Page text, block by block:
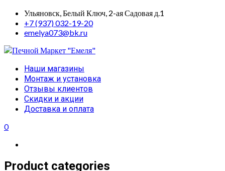
Skip
content
Ульяновск, Белый Ключ, 2-ая Садовая д.1
+7 (937) 032-19-20
emelya073@bk.ru
Primary
Menu
Наши магазины
Монтаж и установка
Отзывы клиентов
Скидки и акции
Доставка и оплата
0
Product categories